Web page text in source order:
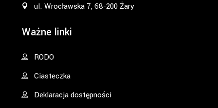
ul. Wrocławska 7, 68-200 Żary
Ważne linki
RODO
Ciasteczka
Deklaracja dostępności